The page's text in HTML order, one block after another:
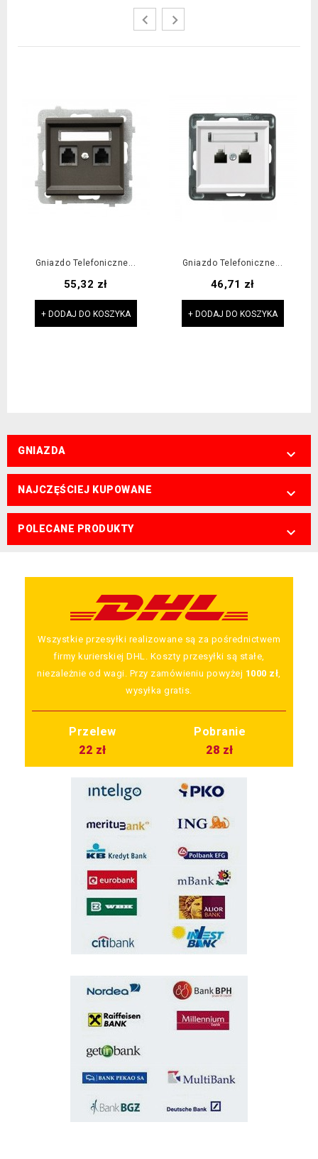
Gniazdo Telefoniczne...
Cena
55,32 zł
+ DODAJ DO KOSZYKA
Gniazdo Telefoniczne...
Cena
46,71 zł
+ DODAJ DO KOSZYKA
GNIAZDA 
NAJCZĘŚCIEJ KUPOWANE 
POLECANE PRODUKTY 
Wszystkie przesyłki realizowane są za pośrednictwem
firmy kurierskiej DHL. Koszty przesyłki są stałe,
niezależnie od wagi. Przy zamówieniu powyżej 1000 zł
wysyłka gratis.
Przelew
Pobranie
22 zł
28 zł